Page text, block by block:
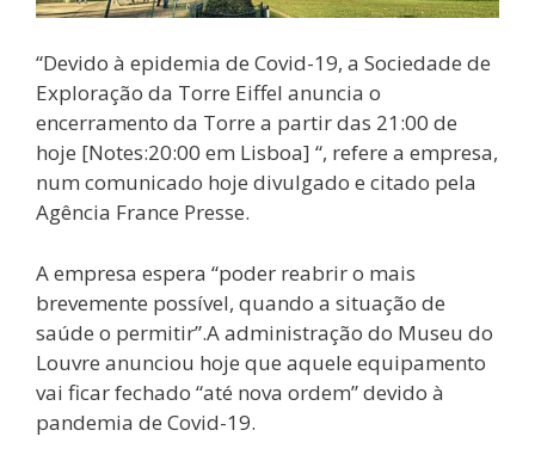
“Devido à epidemia de Covid-19, a Sociedade de
Exploração da Torre Eiffel anuncia o
encerramento da Torre a partir das 21:00 de
hoje [Notes:20:00 em Lisboa] “, refere a empresa,
num comunicado hoje divulgado e citado pela
Agência France Presse.
A empresa espera “poder reabrir o mais
brevemente possível, quando a situação de
saúde o permitir”.A administração do Museu do
Louvre anunciou hoje que aquele equipamento
vai ficar fechado “até nova ordem” devido à
pandemia de Covid-19.